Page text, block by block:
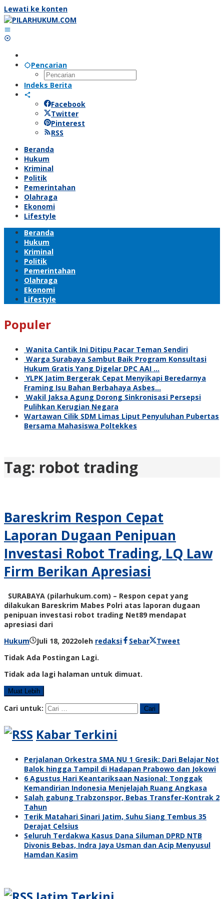
Lewati ke konten
Pencarian
Indeks Berita
Facebook
Twitter
Pinterest
RSS
Beranda
Hukum
Kriminal
Politik
Pemerintahan
Olahraga
Ekonomi
Lifestyle
Beranda
Hukum
Kriminal
Politik
Pemerintahan
Olahraga
Ekonomi
Lifestyle
Populer
Wanita Cantik Ini Ditipu Pacar Teman Sendiri
Warga Surabaya Sambut Baik Program Konsultasi
Hukum Gratis Yang Digelar DPC AAI …
YLPK Jatim Bergerak Cepat Menyikapi Beredarnya
Framing Isu Bahan Berbahaya Asbes…
Wakil Jaksa Agung Dorong Sinkronisasi Persepsi
Pulihkan Kerugian Negara
Wartawan Cilik SDM Limas Liput Penyuluhan Pubertas
Bersama Mahasiswa Poltekkes
Tag: robot trading
Bareskrim Respon Cepat
Laporan Dugaan Penipuan
Investasi Robot Trading, LQ Law
Firm Berikan Apresiasi
SURABAYA (pilarhukum.com) – Respon cepat yang
dilakukan Bareskrim Mabes Polri atas laporan dugaan
penipuan investasi robot trading Net89 mendapat
apresiasi dari
Hukum
Juli 18, 2022oleh redaksi Sebar
Tweet
Tidak Ada Postingan Lagi.
Tidak ada lagi halaman untuk dimuat.
Muat Lebih
Cari untuk:
Kabar Terkini
Perjalanan Orkestra SMA NU 1 Gresik: Dari Belajar Not
Balok hingga Tampil di Hadapan Prabowo dan Jokowi
6 Agustus Hari Keantariksaan Nasional: Tonggak
Kemandirian Indonesia Menjelajah Ruang Angkasa
Salah gabung Trabzonspor, Bebas Transfer-Kontrak 2
Tahun
Terik Matahari Sinari Jatim, Suhu Siang Tembus 35
Derajat Celsius
Seluruh Terdakwa Kasus Dana Siluman DPRD NTB
Divonis Bebas, Indra Jaya Usman dan Acip Menyusul
Hamdan Kasim